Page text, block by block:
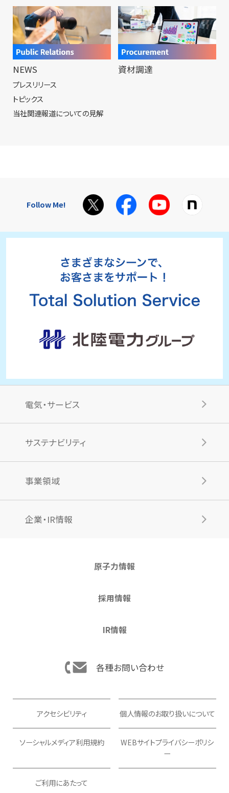
NEWS
プレスリリース
トピックス
当社関連報道についての見解
資材調達
Follow Me!
電気・サービス
サステナビリティ
事業領域
企業・IR情報
原子力情報
採用情報
IR情報
各種お問い合わせ
アクセシビリティ 個人情報のお取り扱いについて
ソーシャルメディア利用規約
WEBサイトプライバシーポリシ
ー
ご利用にあたって